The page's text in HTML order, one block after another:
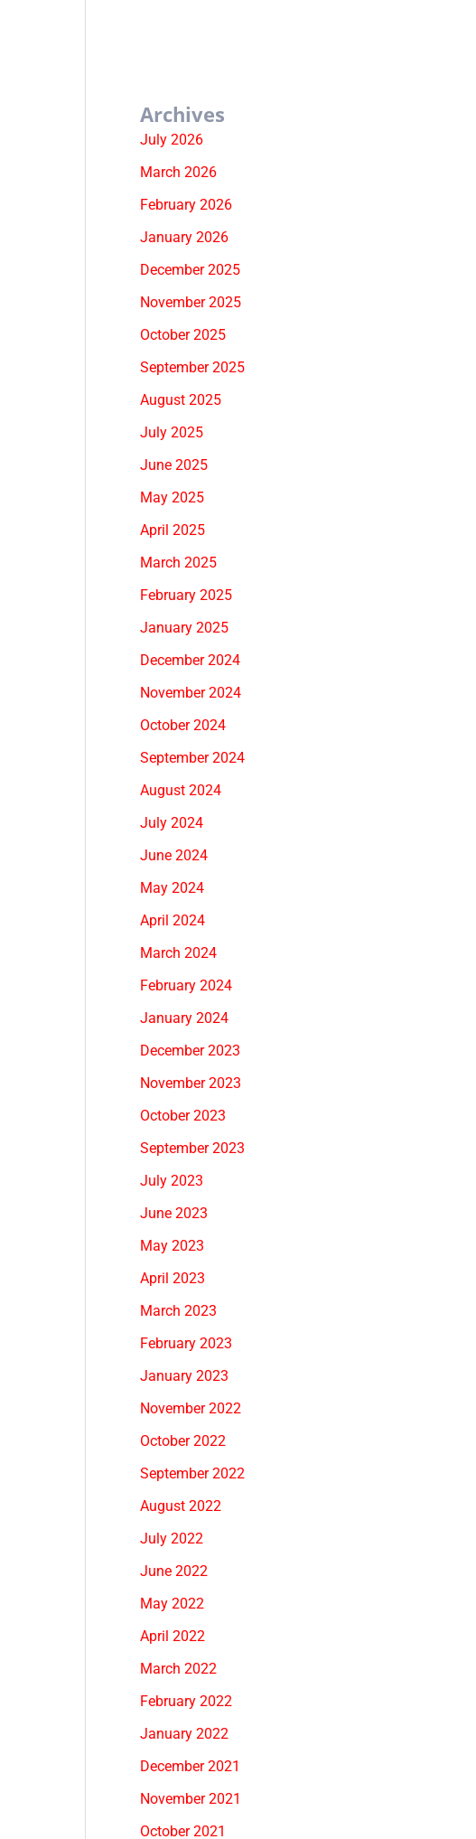
Archives
July 2026
March 2026
February 2026
January 2026
December 2025
November 2025
October 2025
September 2025
August 2025
July 2025
June 2025
May 2025
April 2025
March 2025
February 2025
January 2025
December 2024
November 2024
October 2024
September 2024
August 2024
July 2024
June 2024
May 2024
April 2024
March 2024
February 2024
January 2024
December 2023
November 2023
October 2023
September 2023
July 2023
June 2023
May 2023
April 2023
March 2023
February 2023
January 2023
November 2022
October 2022
September 2022
August 2022
July 2022
June 2022
May 2022
April 2022
March 2022
February 2022
January 2022
December 2021
November 2021
October 2021